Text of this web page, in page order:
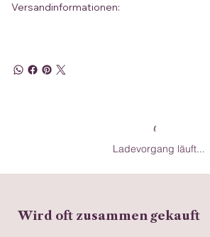
Versandinformationen:
Ladevorgang läuft...
Wird oft zusammen gekauft